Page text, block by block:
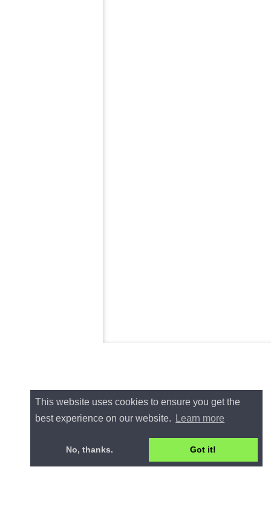
This website uses cookies to ensure you get the
best experience on our website.
Learn more
No, thanks. Got it!